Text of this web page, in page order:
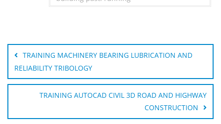
Post
navigation
TRAINING MACHINERY BEARING LUBRICATION AND
RELIABILITY TRIBOLOGY
TRAINING AUTOCAD CIVIL 3D ROAD AND HIGHWAY
CONSTRUCTION